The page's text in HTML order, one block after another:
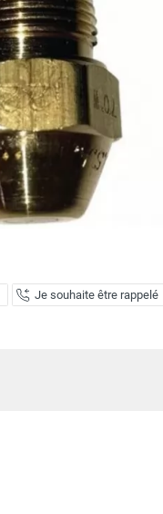
d'air mobile
centrifuge
Je souhaite être rappelé